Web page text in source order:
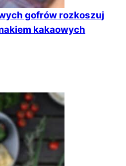
gofrów rozkoszuj
kakaowych